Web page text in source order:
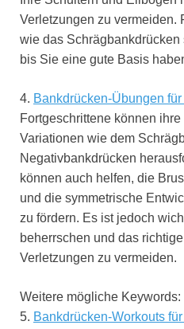
Verletzungen zu vermeiden.
wie das
bis Sie eine gute Basis
4. Bankdrücken-Übungen
Fortgeschrittene können
Variationen wie dem
Negativbankdrücken
können auch helfen, die
und die symmetrische
zu fördern. Es ist jedoch
beherrschen und das
Verletzungen zu vermeiden.
Weitere mögliche Keywords:
5. Bankdrücken-Workouts